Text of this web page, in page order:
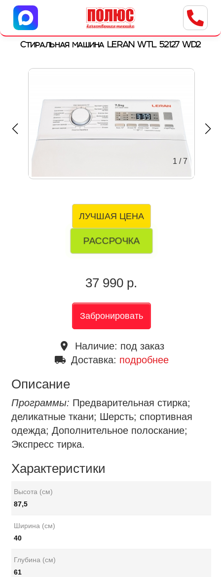
Центр бытовой техники
г. Ульяновск, ул. Пушкарева, 8a
Стиральная машина LERAN WTL 52127 WD2
1 /7
ЛУЧШАЯ ЦЕНА
РАССРОЧКА
37 990 р.
Забронировать
place Наличие: под заказ
local_shipping Доставка: подробнее
Описание
Программы: Предварительная стирка;
деликатные ткани; Шерсть; спортивная
одежда; Дополнительное полоскание;
Экспресс тирка.
Характеристики
Высота (см)
87,5
Ширина (см)
40
Глубина (см)
61